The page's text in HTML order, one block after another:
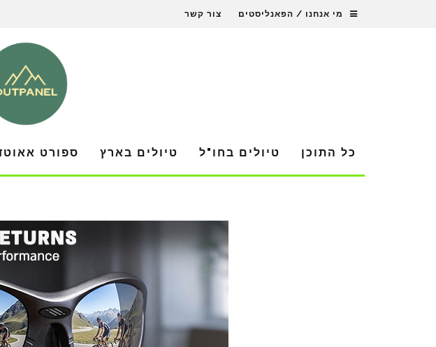
מי אנחנו / הפאנליסטים צור קשר
כל התוכן טיולים בחו"ל טיולים בארץ ספורט